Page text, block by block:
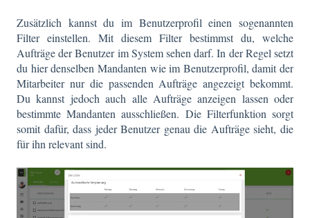
Zusätzlich kannst du im Benutzerprofil einen sogenannten
Filter einstellen. Mit diesem Filter bestimmst du, welche
Aufträge der Benutzer im System sehen darf. In der Regel setzt
du hier denselben Mandanten wie im Benutzerprofil, damit der
Mitarbeiter nur die passenden Aufträge angezeigt bekommt.
Du kannst jedoch auch alle Aufträge anzeigen lassen oder
bestimmte Mandanten ausschließen. Die Filterfunktion sorgt
somit dafür, dass jeder Benutzer genau die Aufträge sieht, die
für ihn relevant sind.